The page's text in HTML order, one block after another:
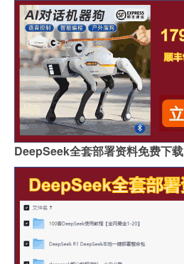
DeepSeek全套部署资料免费下载